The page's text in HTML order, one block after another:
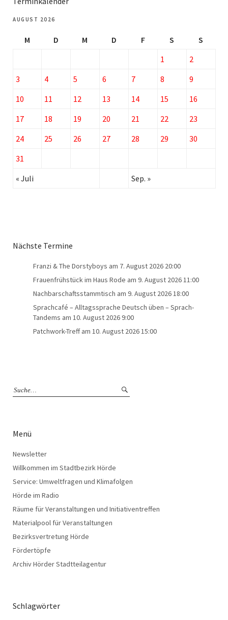
AUGUST 2026
M D M D F S
S
1
2
3
4 5 6 7 8
9
10
11 12 13 14 15
16
17
18 19 20 21 22
23
24
25 26 27 28 29
30
31
« Juli
Sep. »
Nächste Termine
Franzi & The Dorstyboys am 7. August 2026 20:00
Frauenfrühstück im Haus Rode am 9. August 2026 11:00
Nachbarschaftsstammtisch am 9. August 2026 18:00
Sprachcafé – Alltagssprache Deutsch üben – Sprach-
Tandems am 10. August 2026 9:00
Patchwork-Treffam 10. August 2026 15:00
Menü
Newsletter
Willkommen im Stadtbezirk Hörde
Service: Umweltfragen und Klimafolgen
Hörde im Radio
Räume für Veranstaltungen und Initiativentreffen
Materialpool für Veranstaltungen
Bezirksvertretung Hörde
Fördertöpfe
Archiv Hörder Stadtteilagentur
Schlagwörter